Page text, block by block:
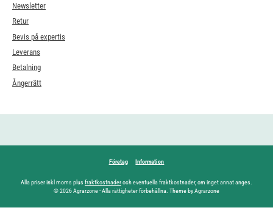
Newsletter
Retur
Bevis på expertis
Leverans
Betalning
Ångerrätt
Företag Information
Alla priser inkl moms plus fraktkostnaderoch eventuella fraktkostnader, om inget annat anges.
© 2026 Agrarzone - Alla rättigheter förbehållna. Theme by Agrarzone